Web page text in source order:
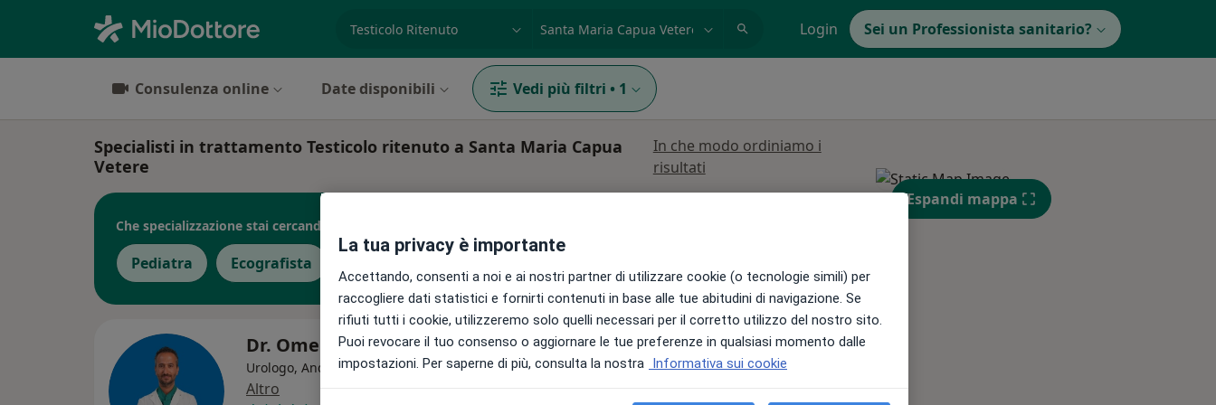
Login Sei un Professionista sanitario?
Consulenza online Date disponibili Vedi più filtri • 1
Specialisti in trattamento Testicolo ritenuto a Santa Maria Capua
Vetere
In che modo ordiniamo i
risultati
Che specializzazione stai cercando?
Pediatra Ecografista
Dr. Omero Simone
Urologo, Andrologo, Sessuologo·
Altro
Oggi
8 Ago
Domani
9 Ago
Lun,
10 Ago
Mar,
11 Ago
Mer,
Espandi mappa
La tua privacy è importante
Accettando, consenti a noi e ai nostri partner di utilizzare cookie (o tecnologie simili) per
raccogliere dati statistici e fornirti contenuti in base alle tue abitudini di navigazione. Se
rifiuti tutti i cookie, utilizzeremo solo quelli necessari per il corretto utilizzo del nostro sito.
Puoi revocare il tuo consenso o aggiornare le tue preferenze in qualsiasi momento dalle
impostazioni. Per saperne di più, consulta la nostra Informativa sui cookie